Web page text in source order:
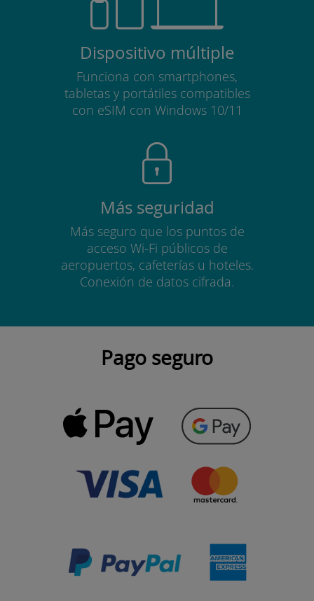
Dispositivo múltiple
Funciona con smartphones,
tabletas y portátiles compatibles
con eSIM con Windows 10/11
Más seguridad
Más seguro que los puntos de
acceso Wi-Fi públicos de
aeropuertos, cafeterías u hoteles.
Conexión de datos cifrada.
Pago seguro